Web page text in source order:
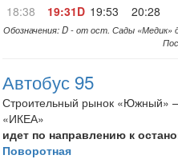
18:38
19:31D 19:53 20:28
Обозначения: D - от ост. Сады
Автобус 95
Строительный рынок «Южный»
«ИКЕА»
идет по направлению к
Поворотная